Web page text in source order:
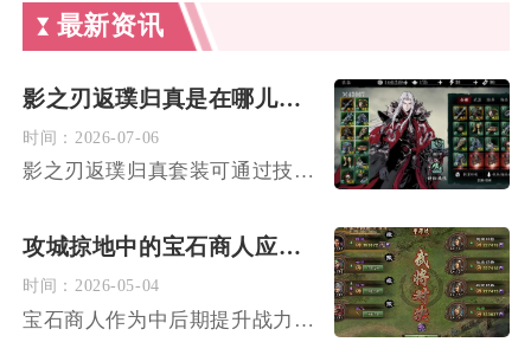
最新资讯
影之刃返璞归真是在哪儿能买到
时间： 2026-07-06
影之刃返璞归真套装可通过技巧成就任务、无尽劫境副本、里武林镜...
攻城掠地中的宝石商人应该如何运筹帷幄
时间： 2026-05-04
宝石商人作为中后期提升战力的核心玩法，其运筹核心在于建立精准...